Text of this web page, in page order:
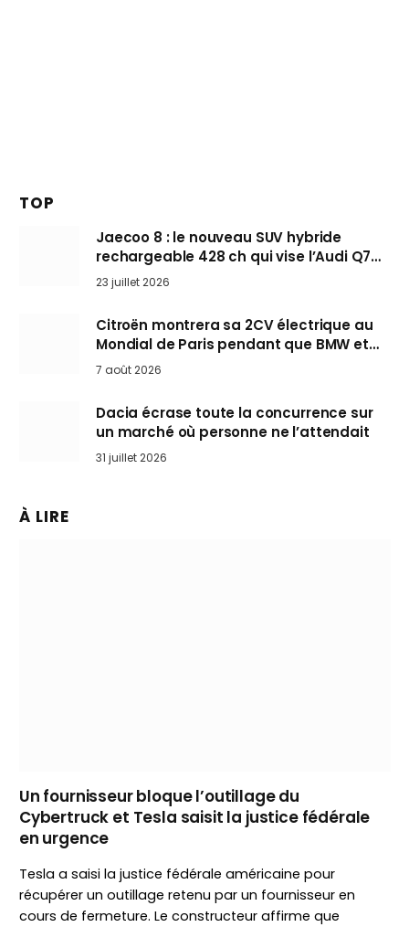
TOP
Jaecoo 8 : le nouveau SUV hybride
rechargeable 428 ch qui vise l’Audi Q7
arrive en Europe cet automne
23 juillet 2026
Citroën montrera sa 2CV électrique au
Mondial de Paris pendant que BMW et
Mini désertent le salon
7 août 2026
Dacia écrase toute la concurrence sur
un marché où personne ne l’attendait
31 juillet 2026
À LIRE
Un fournisseur bloque l’outillage du
Cybertruck et Tesla saisit la justice fédérale
en urgence
Tesla a saisi la justice fédérale américaine pour
récupérer un outillage retenu par un fournisseur en
cours de fermeture. Le constructeur affirme que